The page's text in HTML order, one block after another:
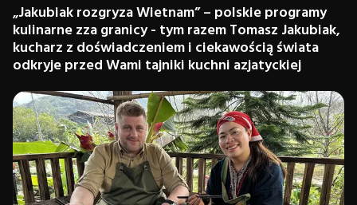
„Jakubiak rozgryza Wietnam” – polskie programy
kulinarne zza granicy - tym razem Tomasz Jakubiak,
kucharz z doświadczeniem i ciekawością świata
odkryje przed Wami tajniki kuchni azjatyckiej